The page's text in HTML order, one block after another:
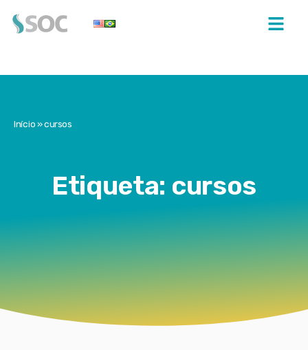
Início»cursos
Etiqueta: cursos